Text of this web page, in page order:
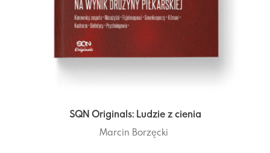
SQN Originals: Ludzie z cienia
Marcin Borzęcki